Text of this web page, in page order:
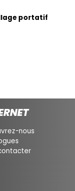
portatif
nous